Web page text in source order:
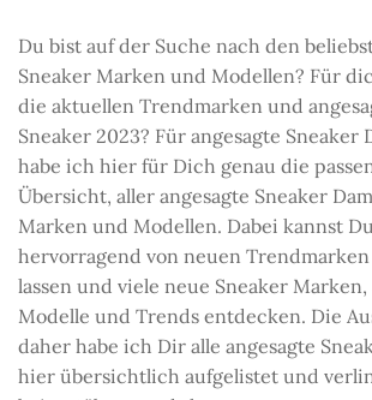
Du bist auf der Suche nach den
Sneaker Marken und Modellen? Für
die aktuellen Trendmarken und
Sneaker 2023? Für angesagte Sneaker
habe ich hier für Dich genau die
Übersicht, aller angesagte Sneaker
Marken und Modellen. Dabei kannst
hervorragend von neuen
lassen und viele neue Sneaker Marken,
Modelle und Trends entdecken. Die
daher habe ich Dir alle angesagte
hier übersichtlich aufgelistet und